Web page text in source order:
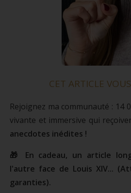
CET ARTICLE
Rejoignez ma communauté : 14
vivante et immersive qui
anecdotes inédites !
🎁 En cadeau, un article
l'autre face de Louis XIV...
garanties).